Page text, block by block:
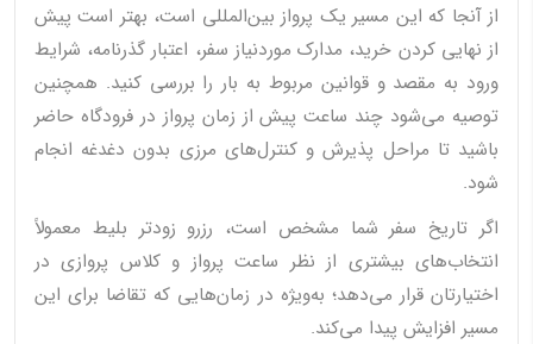
از آنجا که این مسیر یک پرواز بین‌المللی است، بهتر است پیش
از نهایی کردن خرید، مدارک موردنیاز سفر، اعتبار گذرنامه، شرایط
ورود به مقصد و قوانین مربوط به بار را بررسی کنید. همچنین
توصیه می‌شود چند ساعت پیش از زمان پرواز در فرودگاه حاضر
باشید تا مراحل پذیرش و کنترل‌های مرزی بدون دغدغه انجام
شود.
اگر تاریخ سفر شما مشخص است، رزرو زودتر بلیط معمولاً
انتخاب‌های بیشتری از نظر ساعت پرواز و کلاس پروازی در
اختیارتان قرار می‌دهد؛ به‌ویژه در زمان‌هایی که تقاضا برای این
مسیر افزایش پیدا می‌کند.